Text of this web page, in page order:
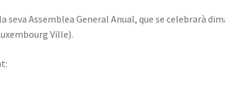
seva Assemblea General Anual, que se celebrarà
Ville).